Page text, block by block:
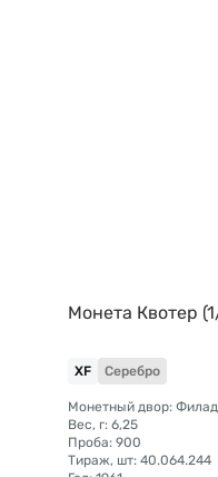
Монета Квотер
XF Серебро
Монетный двор:
Вес, г: 6,25
Проба: 900
Тираж, шт: 40.064.244